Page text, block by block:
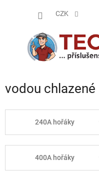
CZK
vodou chlazené
240A hořáky
400A hořáky